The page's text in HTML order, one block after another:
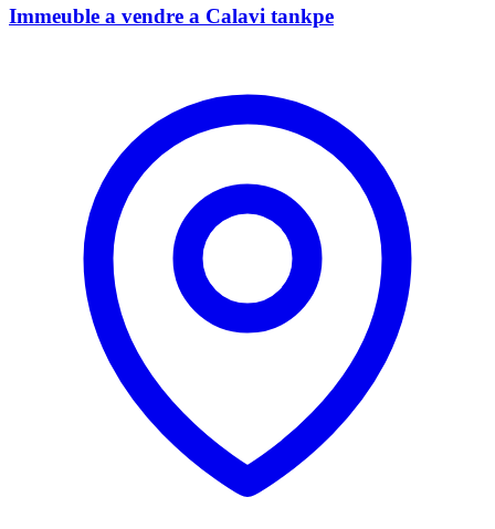
Immeuble a vendre a Calavi tankpe